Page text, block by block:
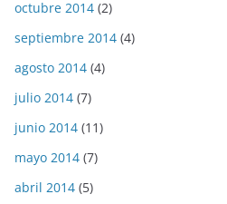
octubre 2014 (2)
septiembre 2014 (4)
agosto 2014 (4)
julio 2014 (7)
junio 2014 (11)
mayo 2014 (7)
abril 2014 (5)